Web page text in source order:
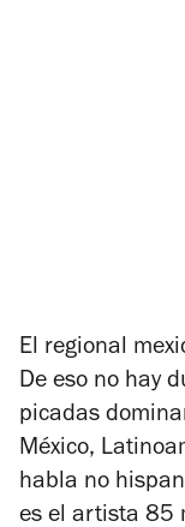
El regional
De eso no hay
picadas
México,
habla no
es el artista 85